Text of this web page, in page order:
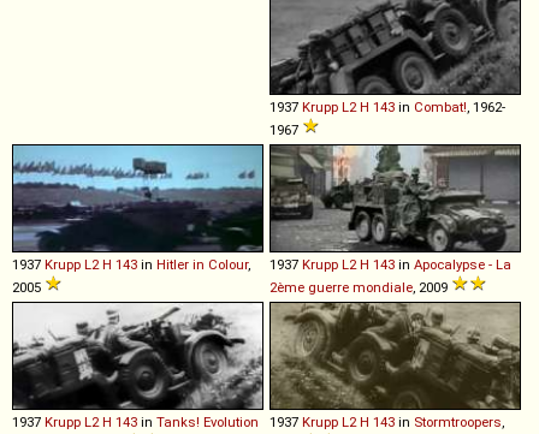
1937 Krupp L2 H 143 in Combat! , 1962-
1967
1937 Krupp L2 H 143 in Hitler in Colour,
2005
1937 Krupp L2 H 143 in Apocalypse - La
2ème guerre mondiale , 2009
1937 Krupp L2 H 143 in Tanks! Evolution
1937 Krupp L2 H 143 in Stormtroopers